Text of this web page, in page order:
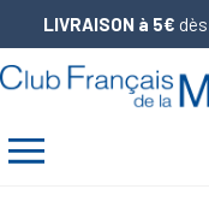
LIVRAISON à 5€